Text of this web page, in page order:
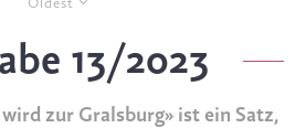
Oldest
13/2023
zur Gralsburg» ist ein Satz,